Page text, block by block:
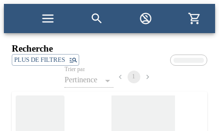
Recherche
PLUS DE FILTRES
Trier par
Pertinence 1